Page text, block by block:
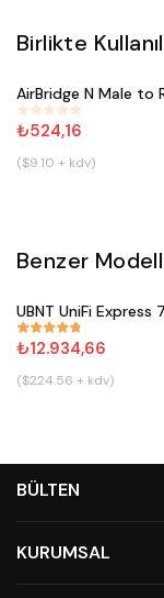
Birlikte
#352
AirBridge N Male to
₺524,16
($9.10 + kdv)
Benzer
#833
UBNT UniFi
₺12.934,66
($224.56 + kdv)
BÜLTEN
KURUMSAL